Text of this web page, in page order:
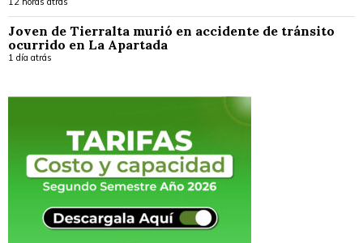
Joven de Tierralta murió en accidente de tránsito
ocurrido en La Apartada
1 día atrás